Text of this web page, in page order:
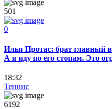
501
0
Илья Протас: брат главный
А я иду по его стопам. Это
18:32
Теннис
6192